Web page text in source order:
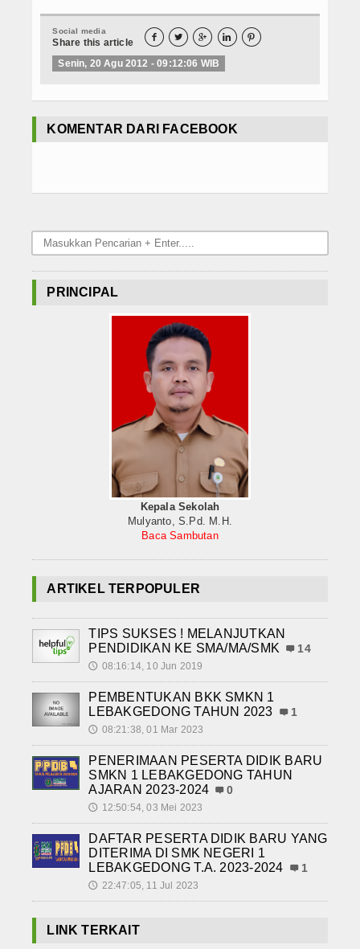
Social media
Share this article     
Senin, 20 Agu 2012 - 09:12:06 WIB
KOMENTAR DARI FACEBOOK
PRINCIPAL
Kepala Sekolah
Mulyanto, S.Pd. M.H.
Baca Sambutan
ARTIKEL TERPOPULER
TIPS SUKSES ! MELANJUTKAN
PENDIDIKAN KE SMA/MA/SMK
14
🕔 08:16:14, 10 Jun 2019
PEMBENTUKAN BKK SMKN 1
LEBAKGEDONG TAHUN 2023
1
🕔 08:21:38, 01 Mar 2023
PENERIMAAN PESERTA DIDIK BARU
SMKN 1 LEBAKGEDONG TAHUN
AJARAN 2023-2024
0
🕔 12:50:54, 03 Mei 2023
DAFTAR PESERTA DIDIK BARU YANG
DITERIMA DI SMK NEGERI 1
LEBAKGEDONG T.A. 2023-2024
1
🕔 22:47:05, 11 Jul 2023
LINK TERKAIT